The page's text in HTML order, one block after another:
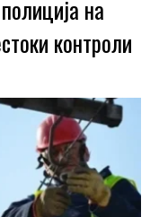
на
контроли